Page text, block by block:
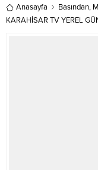
Anasayfa Basından,
KARAHİSAR TV YEREL